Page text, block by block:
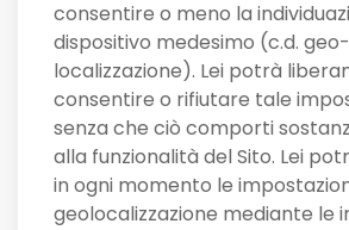
consentire o meno la
dispositivo medesimo (c.d. geo-
localizzazione). Lei potrà
consentire o rifiutare tale
senza che ciò comporti
alla funzionalità del Sito. Lei
in ogni momento le
geolocalizzazione mediante le